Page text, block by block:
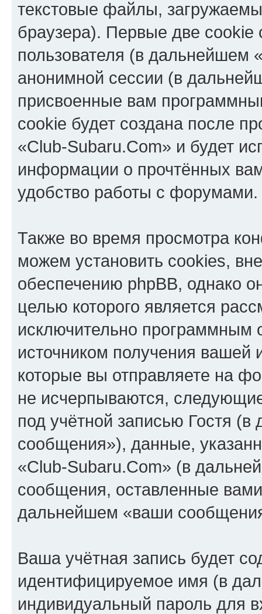
текстовые файлы,
браузера). Первые две cookie
пользователя (в дальнейшем
анонимной сессии (в
присвоенные вам
cookie будет создана после
«Club-Subaru.Com» и будет
информации о прочтённых
удобство работы с форумами.
Также во время просмотра
можем установить cookies,
обеспечению phpBB, однако
целью которого является
исключительно программным
источником получения
которые вы отправляете на
не исчерпываются,
под учётной записью Гостя
сообщения»), данные,
«Club-Subaru.Com» (в
сообщения, оставленные
дальнейшем «ваши
Ваша учётная запись будет
идентифицируемое имя (в
индивидуальный пароль для